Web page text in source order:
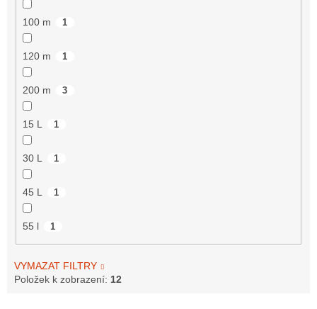
100 m 1
120 m 1
200 m 3
15 L 1
30 L 1
45 L 1
55 l 1
VYMAZAT FILTRY
Položek k zobrazení: 12